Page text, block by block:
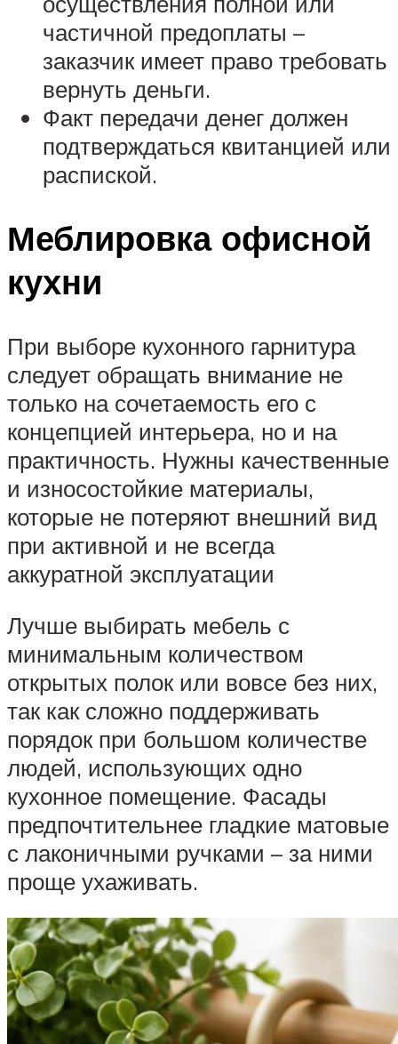
частичной предоплаты –
заказчик имеет право требовать
вернуть деньги.
Факт передачи денег должен
подтверждаться квитанцией или
распиской.
Меблировка офисной
кухни
При выборе кухонного гарнитура
следует обращать внимание не
только на сочетаемость его с
концепцией интерьера, но и на
практичность. Нужны качественные
и износостойкие материалы,
которые не потеряют внешний вид
при активной и не всегда
аккуратной эксплуатации
Лучше выбирать мебель с
минимальным количеством
открытых полок или вовсе без них,
так как сложно поддерживать
порядок при большом количестве
людей, использующих одно
кухонное помещение. Фасады
предпочтительнее гладкие матовые
с лаконичными ручками – за ними
проще ухаживать.